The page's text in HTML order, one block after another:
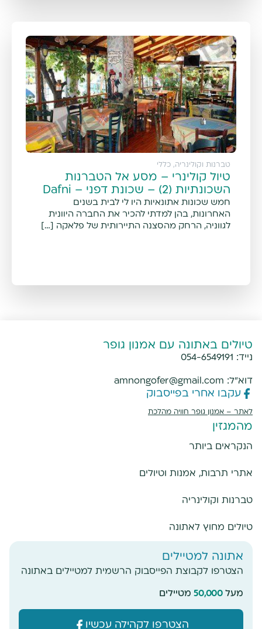
טברנות וקולינריה, כללי
טיול קולינרי – מסע אל הטברנות
השכונתיות (2) – שכונת דפני – Dafni
חמש שכונות אתונאיות היו לי לבית בשנים
האחרונות, בהן למדתי להכיר את החברה היוונית
לגווניה, הרחק מהסצנה התיירותית של פלאקה […]
טיולים באתונה עם אמנון גופר
נייד: 054-6549191
דוא"ל: amnongofer@gmail.com
עקבו אחרי בפייסבוק
לאתר – אמנון גופר חוויה מהלכת
מהמגזין
הנקראים ביותר
אתרי תרבות, אמנות וטיולים
טברנות וקולינריה
טיולים מחוץ לאתונה
אתונה למטיילים
הצטרפו לקבוצת הפייסבוק הרשמית למטיילים באתונה
מעל 50,000 מטיילים
הצטרפו לקהילה עכשיו
מעוניינים להזמין סיור באתונה? שלחו הודעה